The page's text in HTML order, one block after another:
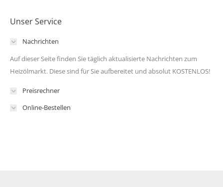
Unser Service
Nachrichten
Auf dieser Seite finden Sie täglich aktualisierte Nachrichten zum
Heizölmarkt. Diese sind für Sie aufbereitet und absolut KOSTENLOS!
Preisrechner
Online-Bestellen